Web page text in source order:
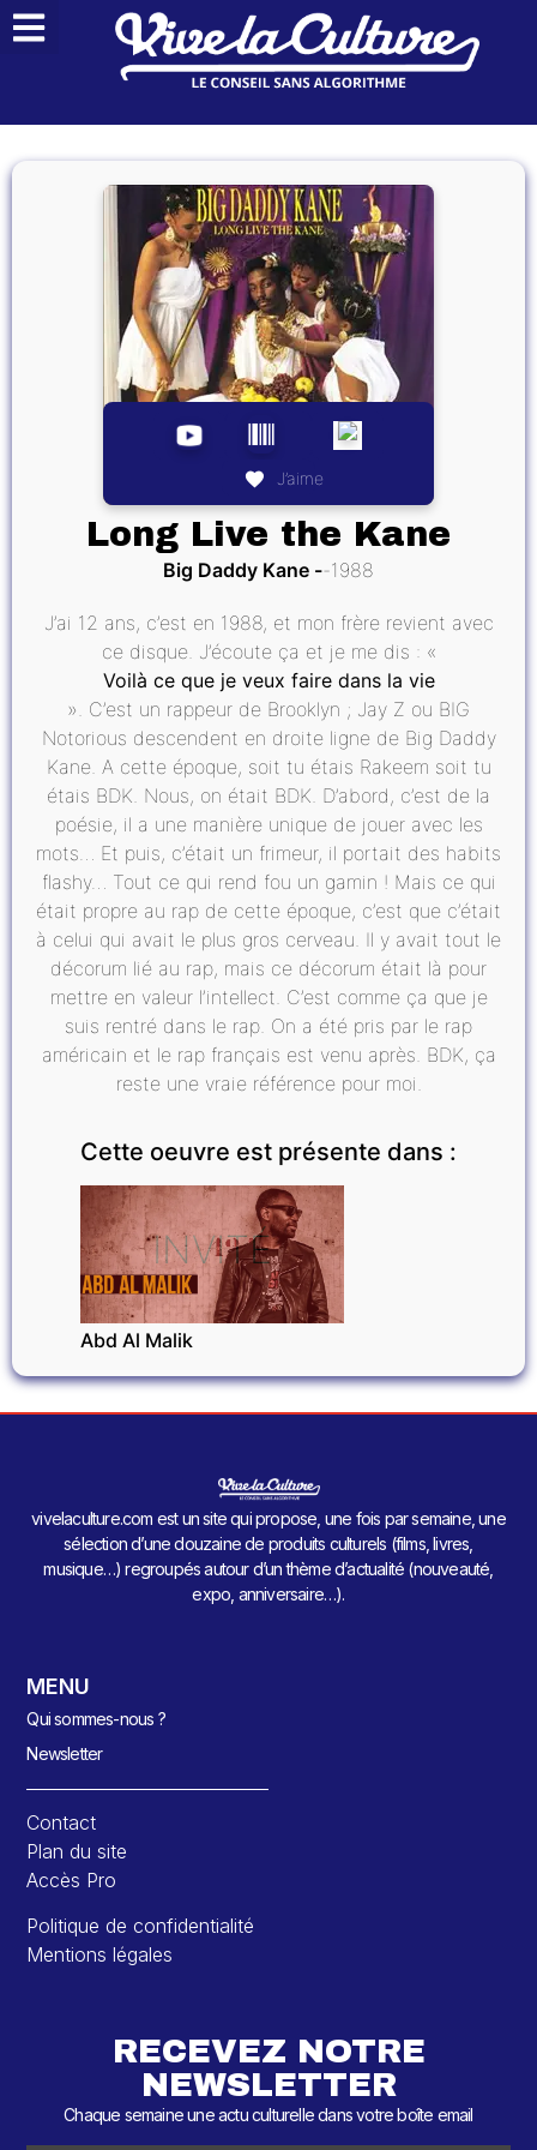
J’aime
Long Live the Kane
Big Daddy Kane 1988
J’ai 12 ans, c’est en 1988, et mon frère revient avec
ce disque. J’écoute ça et je me dis : «
Voilà ce que je veux faire dans la vie
». C’est un rappeur de Brooklyn ; Jay Z ou BIG
Notorious descendent en droite ligne de Big Daddy
Kane. A cette époque, soit tu étais Rakeem soit tu
étais BDK. Nous, on était BDK. D’abord, c’est de la
poésie, il a une manière unique de jouer avec les
mots… Et puis, c’était un frimeur, il portait des habits
flashy… Tout ce qui rend fou un gamin ! Mais ce qui
était propre au rap de cette époque, c’est que c’était
à celui qui avait le plus gros cerveau. Il y avait tout le
décorum lié au rap, mais ce décorum était là pour
mettre en valeur l’intellect. C’est comme ça que je
suis rentré dans le rap. On a été pris par le rap
américain et le rap français est venu après. BDK, ça
reste une vraie référence pour moi.
Cette oeuvre est présente dans :
INVITÉ
Abd Al Malik
vivelaculture.com est un site qui propose, une fois par semaine, une
sélection d’une douzaine de produits culturels (films, livres,
musique…) regroupés autour d’un thème d’actualité (nouveauté,
expo, anniversaire…).
MENU
Qui sommes-nous ?
Newsletter
Contact
Plan du site
Accès Pro
Politique de confidentialité
Mentions légales
RECEVEZ NOTRE
NEWSLETTER
Chaque semaine une actu culturelle dans votre boîte email